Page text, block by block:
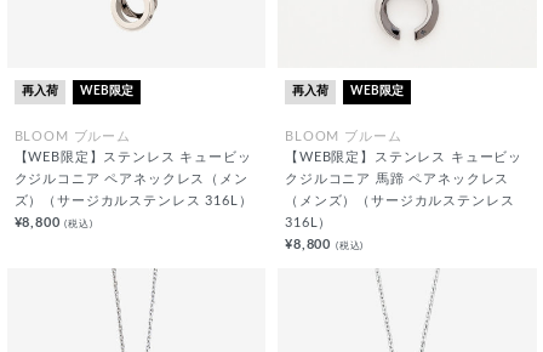
再入荷 WEB限定
BLOOM ブルーム
【WEB限定】ステンレス キュービッ
クジルコニア ペアネックレス（メン
ズ）（サージカルステンレス 316L）
¥8,800(税込)
再入荷 WEB限定
BLOOM ブルーム
【WEB限定】ステンレス キュービッ
クジルコニア 馬蹄 ペアネックレス
（メンズ）（サージカルステンレス
316L）
¥8,800 (税込)